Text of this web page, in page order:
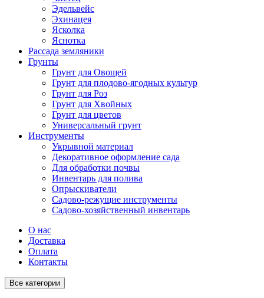
Эдельвейс
Эхинацея
Ясколка
Яснотка
Рассада земляники
Грунты
Грунт для Овощей
Грунт для плодово-ягодных культур
Грунт для Роз
Грунт для Хвойных
Грунт для цветов
Универсальный грунт
Инструменты
Укрывной материал
Декоративное оформление сада
Для обработки почвы
Инвентарь для полива
Опрыскиватели
Садово-режущие инструменты
Садово-хозяйственный инвентарь
О нас
Доставка
Оплата
Контакты
Все категории